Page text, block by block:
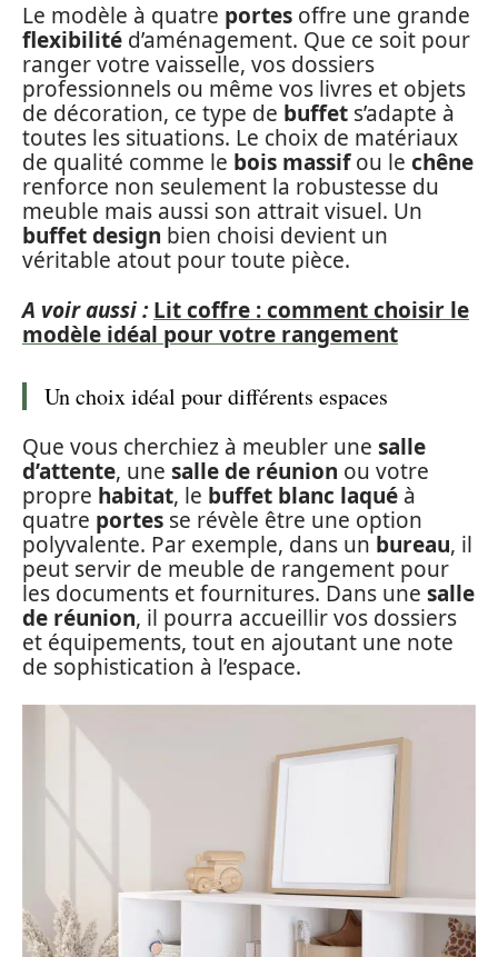
Le modèle à quatre portes offre une grande
flexibilité d’aménagement. Que ce soit pour
ranger votre vaisselle, vos dossiers
professionnels ou même vos livres et objets
de décoration, ce type de buffet s’adapte à
toutes les situations. Le choix de matériaux
de qualité comme le bois massifou le chêne
renforce non seulement la robustesse du
meuble mais aussi son attrait visuel. Un
buffet design bien choisi devient un
véritable atout pour toute pièce.
A voir aussi : Lit coffre : comment choisir le
modèle idéal pour votre rangement
Un choix idéal pour différents espaces
Que vous cherchiez à meubler une salle
d’attente, une salle de réunion ou votre
propre habitat, le buffet blanc laqué à
quatre portes se révèle être une option
polyvalente. Par exemple, dans un bureau, il
peut servir de meuble de rangement pour
les documents et fournitures. Dans une salle
de réunion, il pourra accueillir vos dossiers
et équipements, tout en ajoutant une note
de sophistication à l’espace.